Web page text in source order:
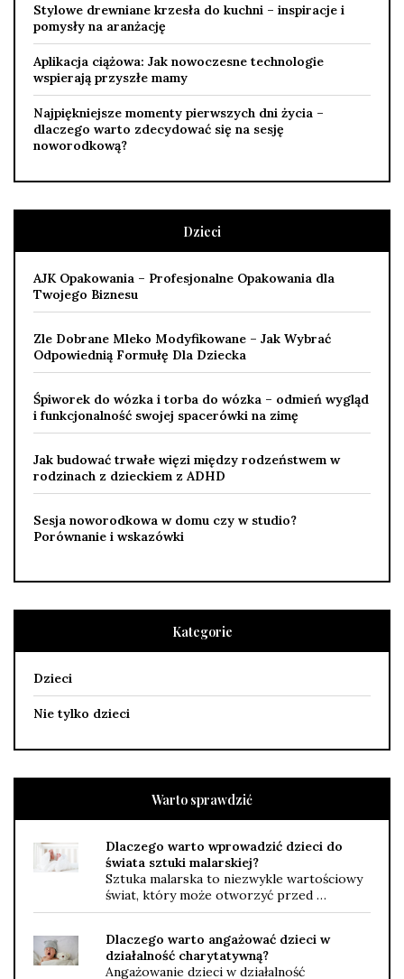
Stylowe drewniane krzesła do kuchni – inspiracje i
pomysły na aranżację
Aplikacja ciążowa: Jak nowoczesne technologie
wspierają przyszłe mamy
Najpiękniejsze momenty pierwszych dni życia –
dlaczego warto zdecydować się na sesję
noworodkową?
Dzieci
AJK Opakowania – Profesjonalne Opakowania dla
Twojego Biznesu
Zle Dobrane Mleko Modyfikowane – Jak Wybrać
Odpowiednią Formułę Dla Dziecka
Śpiworek do wózka i torba do wózka – odmień wygląd
i funkcjonalność swojej spacerówki na zimę
Jak budować trwałe więzi między rodzeństwem w
rodzinach z dzieckiem z ADHD
Sesja noworodkowa w domu czy w studio?
Porównanie i wskazówki
Kategorie
Dzieci
Nie tylko dzieci
Warto sprawdzić
Dlaczego warto wprowadzić dzieci do
świata sztuki malarskiej?
Sztuka malarska to niezwykle wartościowy
świat, który może otworzyć przed …
Dlaczego warto angażować dzieci w
działalność charytatywną?
Angażowanie dzieci w działalność